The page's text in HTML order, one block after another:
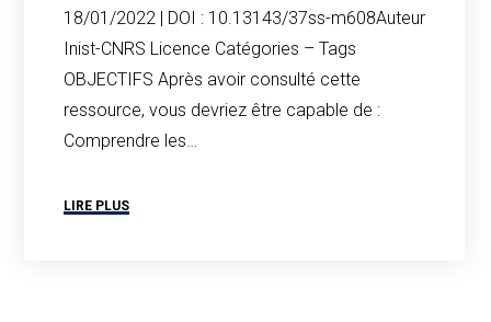
18/01/2022 | DOI : 10.13143/37ss-m608Auteur
Inist-CNRS Licence Catégories – Tags
OBJECTIFS Après avoir consulté cette
ressource, vous devriez être capable de :
Comprendre les…
LIRE PLUS